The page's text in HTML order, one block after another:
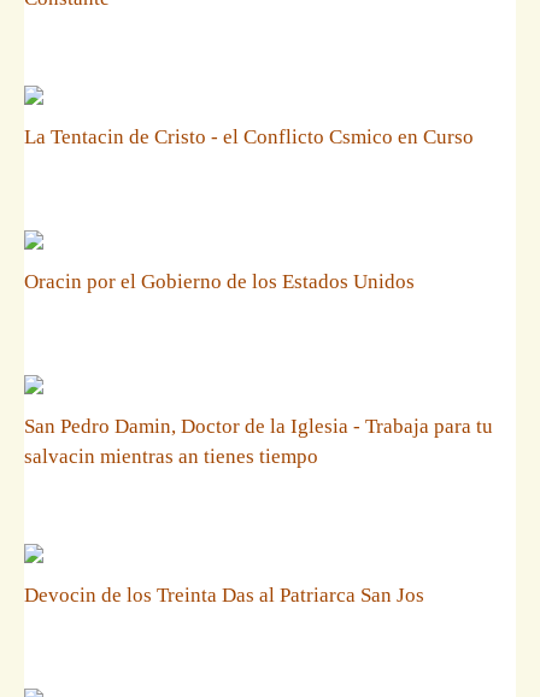
La Tentacin de Cristo - el Conflicto Csmico en Curso
Oracin por el Gobierno de los Estados Unidos
San Pedro Damin, Doctor de la Iglesia - Trabaja para tu
salvacin mientras an tienes tiempo
Devocin de los Treinta Das al Patriarca San Jos